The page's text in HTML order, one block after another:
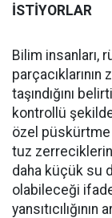
İSTİYORLAR
Bilim insanları,
taşındığını
kontrollü
özel
tuz
daha küçük su
olabileceği